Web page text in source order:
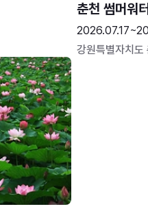
춘천 썸머워
강원특별자치도